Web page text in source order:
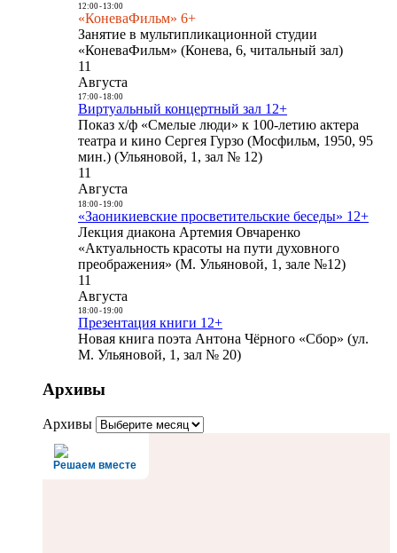
12:00- 13:00
«КоневаФильм» 6+
Занятие в мультипликационной студии
«КоневаФильм» (Конева, 6, читальный зал)
11
Августа
17:00- 18:00
Виртуальный концертный зал 12+
Показ х/ф «Смелые люди» к 100-летию актера
театра и кино Сергея Гурзо (Мосфильм, 1950, 95
мин.) (Ульяновой, 1, зал № 12)
11
Августа
18:00- 19:00
«Заоникиевские просветительские беседы» 12+
Лекция диакона Артемия Овчаренко
«Актуальность красоты на пути духовного
преображения» (М. Ульяновой, 1, зале №12)
11
Августа
18:00- 19:00
Презентация книги 12+
Новая книга поэта Антона Чёрного «Сбор» (ул.
М. Ульяновой, 1, зал № 20)
Архивы
Архивы
Решаем вместе